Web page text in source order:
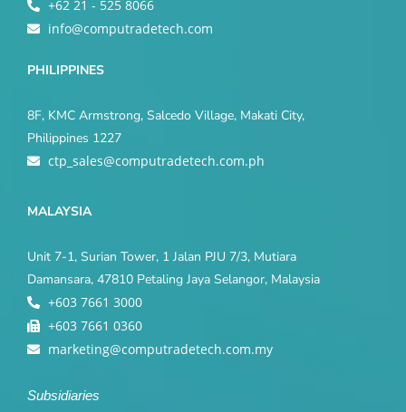
+62 21 - 525 8066
info@computradetech.com
PHILIPPINES
8F, KMC Armstrong, Salcedo Village, Makati City,
Philippines 1227
ctp_sales@computradetech.com.ph
MALAYSIA
Unit 7-1, Surian Tower, 1 Jalan PJU 7/3, Mutiara
Damansara, 47810 Petaling Jaya Selangor, Malaysia
+603 7661 3000
+603 7661 0360
marketing@computradetech.com.my
Subsidiaries